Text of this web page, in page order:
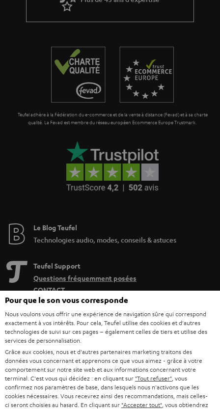
e
Teufel adhère à la Fédération du e-commerce et de la vente à distance (Fevad) et à sa charte
qualité. La Fevad est membre du réseau européen Ecommerce Europe Trustmark.
Le Blog Teufel
Technologies audio, modes, conseils & astuces
Teufel Support
Questions fréquemment posées
CONTACT
RETOURS
TRACKING
Localisateur de magasins
Découvrez nos produits de près et venez au magasin pour
des conseils personnalisés.
Pour que le son vous corresponde
Nous voulons vous offrir une expérience de navigation sûre qui correspond
exactement à vos intérêts. Pour cela, Teufel utilise des cookies et d'autres
technologies de suivi sur ces pages – également celles de tiers et utilise des
services de personnalisation.
Grâce aux cookies, nous et d'autres partenaires marketing traitons des
données vous concernant et apprenons ce que vous aimez - grâce à votre
comportement sur notre site web et aux informations concernant votre
terminal. C'est vous qui décidez : en cliquant sur "Tout refuser" , vous
confirmez nos paramètres de base, dans lesquels nous n'activons que les
cookies nécessaires. Vous recevrez ainsi des recommandations, mais celles-
ci seront choisies au hasard. En cliquant sur "Accepter tout" , vous obtiendrez